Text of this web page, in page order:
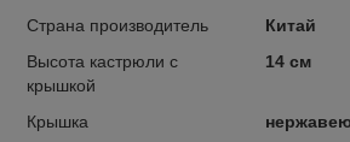
Страна производитель
Китай
Высота кастрюли с
крышкой
14 см
Крышка